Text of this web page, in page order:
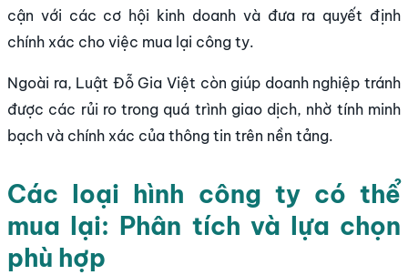
cận với các cơ hội kinh doanh và đưa ra quyết định
chính xác cho việc mua lại công ty.
Ngoài ra, Luật Đỗ Gia Việt còn giúp doanh nghiệp tránh
được các rủi ro trong quá trình giao dịch, nhờ tính minh
bạch và chính xác của thông tin trên nền tảng.
Các loại hình công ty có thể
mua lại: Phân tích và lựa chọn
phù hợp